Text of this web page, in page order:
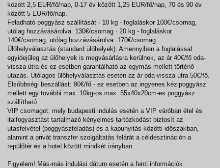
között 2,5 EUR/fő/nap, 0-17 év között 1,25 EUR/fő/nap, 70 és 90 év
között 5 EUR/fő/nap.
Feladható poggyász szállítását · 10 kg - foglaláskor 100€/csomag,
utólag hozzávásárolva: 130€/csomag · 20 kg - foglaláskor
140€/csomag, utólag hozzávásárolva: 170€/csomag
Ülőhelyválasztás (standard ülőhelyek): Amennyiben a foglalással
egyidejűleg az ülőhelyek is megvásárlásra kerülnek, az ár 40€/fő oda-
vissza útra és ez esetben garantálható az egymás mellett történő
utazás. Utólagos ülőhelyválasztás esetén az ár oda-vissza útra 50€/fő.
Elsőbbségi beszállást: 90€/fő - ez esetben az ingyenes kézipoggyász
mellett egy további max. 10kg-os max. 55x40x20cm-es poggyász
szállítható
VIP csomagot: mely budapesti indulás esetén a VIP váróban étel és
italfogyasztást tartalmazó kényelmes tartózkodást biztosít az
utasfelvétel (poggyászfeladás) és a kapunyitás közötti időszakban,
alamint a privát transzfer szolgáltatás felárát a céldesztináción a
repülőtér és a hotel között mindkét irányban
Figyelem! Más-más indulási dátum esetén a fenti információk